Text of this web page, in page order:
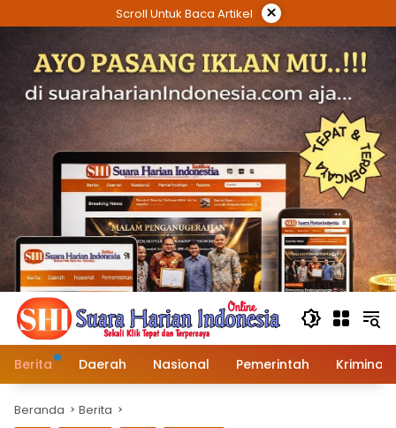
ke
Scroll Untuk Baca Artikel ×
Berita Daerah Nasional Pemerintah Kriminal
Beranda Berita